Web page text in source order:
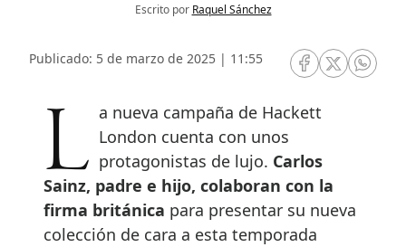
Escrito por Raquel Sánchez
Publicado: 5 de marzo de 2025 | 11:55
RRSS Facebook
RRSSRRSS
La nueva campaña de Hackett London cuenta con unos
protagonistas de lujo. Carlos
Sainz, padre e hijo, colaboran con la
firma británica para presentar su nueva
colección de cara a esta temporada